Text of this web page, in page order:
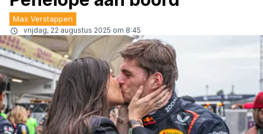
Max Verstappen
vrijdag, 22 augustus 2025 om 8:45